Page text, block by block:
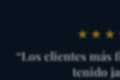
“Los clientes más
tenido